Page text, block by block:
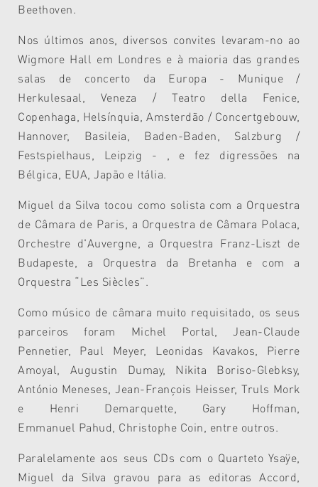
Beethoven.
Nos últimos anos, diversos convites levaram-no ao
Wigmore Hall em Londres e à maioria das grandes
salas de concerto da Europa - Munique /
Herkulesaal, Veneza / Teatro della Fenice,
Copenhaga, Helsínquia, Amsterdão / Concertgebouw,
Hannover, Basileia, Baden-Baden, Salzburg /
Festspielhaus, Leipzig - , e fez digressões na
Bélgica, EUA, Japão e Itália.
Miguel da Silva tocou como solista com a Orquestra
de Câmara de Paris, a Orquestra de Câmara Polaca,
Orchestre d'Auvergne, a Orquestra Franz-Liszt de
Budapeste, a Orquestra da Bretanha e com a
Orquestra “Les Siècles”.
Como músico de câmara muito requisitado, os seus
parceiros foram Michel Portal, Jean-Claude
Pennetier, Paul Meyer, Leonidas Kavakos, Pierre
Amoyal, Augustin Dumay, Nikita Boriso-Glebksy,
António Meneses, Jean-François Heisser, Truls Mork
e Henri Demarquette, Gary Hoffman,
Emmanuel Pahud, Christophe Coin, entre outros.
Paralelamente aos seus CDs com o Quarteto Ysaÿe,
Miguel da Silva gravou para as editoras Accord,